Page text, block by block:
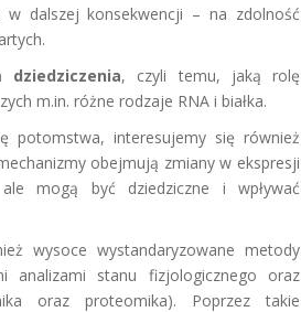
dalszej konsekwencji – na zdolność
dziedziczenia, czyli temu, jaką rolę
m.in. różne rodzaje RNA i białka.
potomstwa, interesujemy się również
obejmują zmiany w ekspresji
mogą być dziedziczne i wpływać
wysoce wystandaryzowane metody
analizami stanu fizjologicznego oraz
oraz proteomika). Poprzez takie